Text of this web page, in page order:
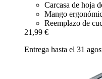
Carcasa de hoja
Mango
Reemplazo de
21,99 €
Entrega hasta el 31